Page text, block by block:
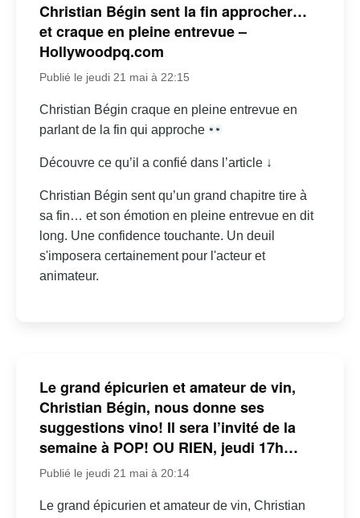
Christian Bégin sent la fin approcher…
et craque en pleine entrevue –
Hollywoodpq.com
Publié le jeudi 21 mai à 22:15
Christian Bégin craque en pleine entrevue en
parlant de la fin qui approche
Découvre ce qu’il a confié dans l’article ↓
Christian Bégin sent qu’un grand chapitre tire à
sa fin… et son émotion en pleine entrevue en dit
long. Une confidence touchante. Un deuil
s'imposera certainement pour l'acteur et
animateur.
Le grand épicurien et amateur de vin,
Christian Bégin, nous donne ses
suggestions vino! Il sera l’invité de la
semaine à POP! OU RIEN, jeudi 17h…
Publié le jeudi 21 mai à 20:14
Le grand épicurien et amateur de vin, Christian